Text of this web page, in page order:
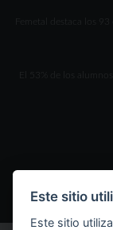
Femetal destaca los
El 53% de los
Este sitio
Este sitio